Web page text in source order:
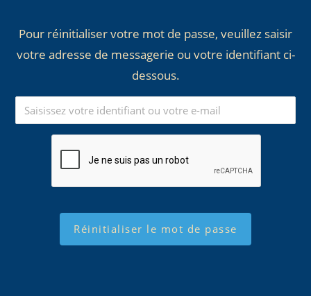
Pour réinitialiser votre mot de passe, veuillez saisir
votre adresse de messagerie ou votre identifiant ci-
dessous.